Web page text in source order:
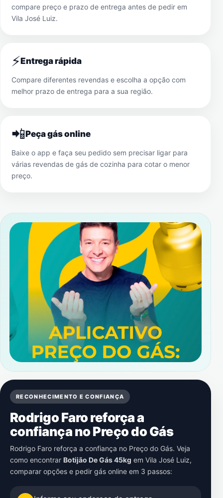
compare preço e prazo de entrega antes de pedir em
Vila José Luiz.
⚡Entrega rápida
Compare diferentes revendas e escolha a opção com
melhor prazo de entrega para a sua região.
📲Peça gás online
Baixe o app e faça seu pedido sem precisar ligar para
várias revendas de gás de cozinha para cotar o menor
preço.
RECONHECIMENTO E CONFIANÇA
Rodrigo Faro reforça a
confiança no Preço do Gás
Rodrigo Faro reforça a confiança no Preço do Gás. Veja
como encontrar Botijão De Gás 45kg em Vila José Luiz,
comparar opções e pedir gás online em 3 passos: